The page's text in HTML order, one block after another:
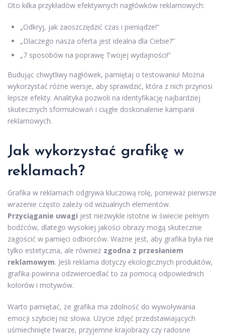
Oto kilka przykładów efektywnych nagłówków reklamowych:
„Odkryj, jak zaoszczędzić czas i pieniądze!”
„Dlaczego nasza oferta jest idealna dla Ciebie?”
„7 sposobów na poprawę Twojej wydajności!”
Budując chwytliwy nagłówek, pamiętaj o testowaniu! Można
wykorzystać różne wersje, aby sprawdzić, która z nich przynosi
lepsze efekty. Analityka pozwoli na identyfikację najbardziej
skutecznych sformułowań i ciągłe doskonalenie kampanii
reklamowych.
Jak wykorzystać grafikę w
reklamach?
Grafika w reklamach odgrywa kluczową rolę, ponieważ pierwsze
wrażenie często zależy od wizualnych elementów.
Przyciąganie uwagi jest niezwykle istotne w świecie pełnym
bodźców, dlatego wysokiej jakości obrazy mogą skutecznie
zagościć w pamięci odbiorców. Ważne jest, aby grafika była nie
tylko estetyczna, ale również zgodna z przesłaniem
reklamowym. Jeśli reklama dotyczy ekologicznych produktów,
grafika powinna odzwierciedlać to za pomocą odpowiednich
kolorów i motywów.
Warto pamiętać, że grafika ma zdolność do wywoływania
emocji szybciej niż słowa. Użycie zdjęć przedstawiających
uśmiechnięte twarze, przyjemne krajobrazy czy radosne